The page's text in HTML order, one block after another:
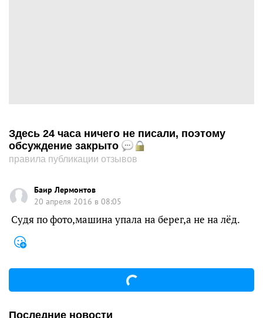
Здесь 24 часа ничего не писали, поэтому
обсуждение закрыто
правила публикации отзывов
Баир Лермонтов
20 апреля 2016 в 08:05
Судя по фото,машина упала на берег,а не на лёд.
Последние новости